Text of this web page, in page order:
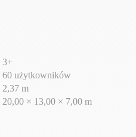
3+
60 użytkowników
2,37 m
20,00 × 13,00 × 7,00 m